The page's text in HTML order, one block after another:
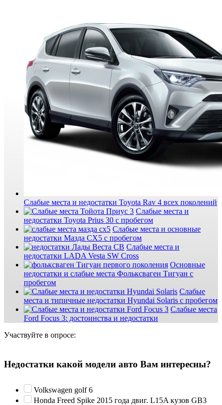
Слабые места и недостатки Toyota Rav 4 всех поколений
Слабые места и
недостатки Toyota Prius 30 с пробегом
Слабые места и основные
недостатки Мазда СХ5 с пробегом
Слабые места и
недостатки LADA Vesta SW Cross
Основные
недостатки и слабые места Фольксваген Тигуан с
пробегом
Слабые
места и типичные недостатки Hyundai Solaris с пробегом
Слабые места
Ford Focus 3: достоинства и недостатки
Участвуйте в опросе:
Недостатки какой модели авто Вам интересны?
Volkswagen golf 6
Honda Freed Spike 2015 года двиг. L15A кузов GB3